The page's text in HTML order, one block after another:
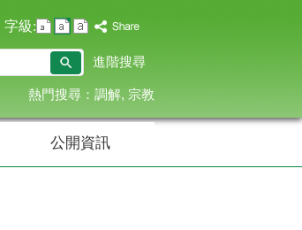
字級:
搜
尋
進階搜尋
熱門搜尋： 調解 宗教
公開資訊